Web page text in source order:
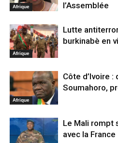
Afrique
l’Assemblée
Afrique
Lutte
burkinabè en
Afrique
Côte d’Ivoire :
Soumahoro,
Le Mali rompt
avec la France